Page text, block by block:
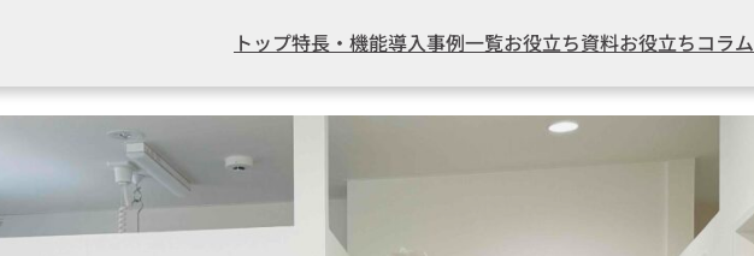
トップ特長・機能導入事例一覧お役立ち資料お役立ちコラム